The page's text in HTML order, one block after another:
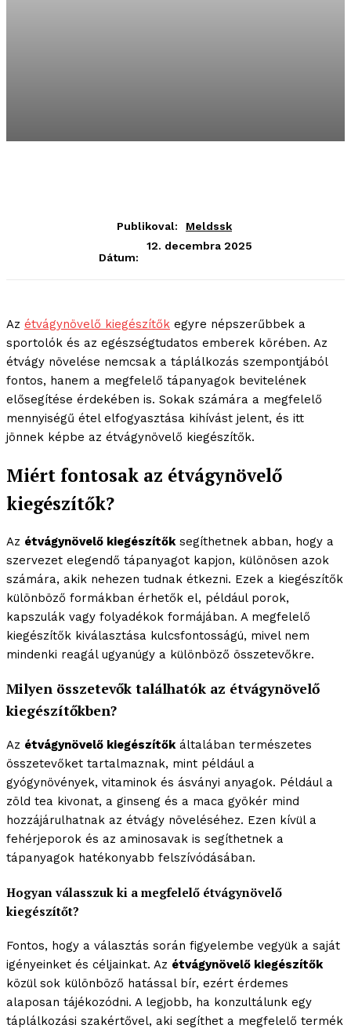
Publikoval: Meldssk
Dátum:
12. decembra 2025
Az étvágynövelő kiegészítők egyre népszerűbbek a
sportolók és az egészségtudatos emberek körében. Az
étvágy növelése nemcsak a táplálkozás szempontjából
fontos, hanem a megfelelő tápanyagok bevitelének
elősegítése érdekében is. Sokak számára a megfelelő
mennyiségű étel elfogyasztása kihívást jelent, és itt
jönnek képbe az étvágynövelő kiegészítők.
Miért fontosak az étvágynövelő
kiegészítők?
Az étvágynövelő kiegészítőksegíthetnek abban, hogy a
szervezet elegendő tápanyagot kapjon, különösen azok
számára, akik nehezen tudnak étkezni. Ezek a kiegészítők
különböző formákban érhetők el, például porok,
kapszulák vagy folyadékok formájában. A megfelelő
kiegészítők kiválasztása kulcsfontosságú, mivel nem
mindenki reagál ugyanúgy a különböző összetevőkre.
Milyen összetevők találhatók az étvágynövelő
kiegészítőkben?
Az étvágynövelő kiegészítőkáltalában természetes
összetevőket tartalmaznak, mint például a
gyógynövények, vitaminok és ásványi anyagok. Például a
zöld tea kivonat, a ginseng és a maca gyökér mind
hozzájárulhatnak az étvágy növeléséhez. Ezen kívül a
fehérjeporok és az aminosavak is segíthetnek a
tápanyagok hatékonyabb felszívódásában.
Hogyan válasszuk ki a megfelelő étvágynövelő
kiegészítőt?
Fontos, hogy a választás során figyelembe vegyük a saját
igényeinket és céljainkat. Az étvágynövelő kiegészítők
közül sok különböző hatással bír, ezért érdemes
alaposan tájékozódni. A legjobb, ha konzultálunk egy
táplálkozási szakértővel, aki segíthet a megfelelő termék